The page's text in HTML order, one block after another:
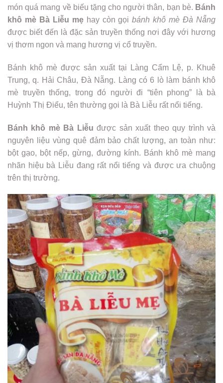
món quá mang về biếu tặng cho người thân, bạn bè. Bánh
khô mè Bà Liễu mẹhay còn gọi bánh khô mè Đà Nẵng
được biết đến là đặc sản truyền thống nơi đây với hương
vị thơm ngon và mang hương vị cổ truyền.
Bánh khô mè được sản xuất tại Làng Cẩm Lệ, p. Khuê
Trung, q. Hải Châu, Đà Nẵng. Làng có 6 lò làm bánh khô
mè truyền thống, trong đó người đi “tiên phong” là bà
Huỳnh Thị Điểu, tên thường gọi là Bà Liễu rất nổi tiếng.
Bánh khô mè Bà Liễu được sản xuất theo quy trình và
nguyên liệu vùng quê đảm bảo chất lượng, an toàn như:
bột gạo, bột nếp, gừng, đường kính. Bánh khô mè mang
nhãn hiệu bà Liễu đang rất nổi tiếng và được ưa chuộng
trên thị trường.